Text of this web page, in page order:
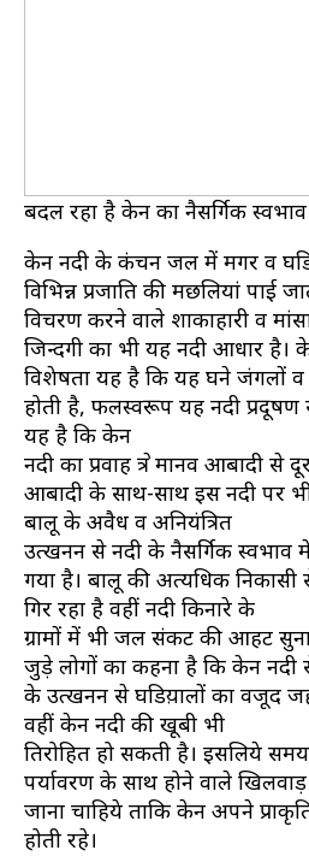
बदल रहा है केन का नैसर्गिक स्वभाव
केन नदी के कंचन जल में मगर व
विभिन्न प्रजाति की मछलियां पाई
विचरण करने वाले शाकाहारी व
जिन्दगी का भी यह नदी आधार है।
विशेषता यह है कि यह घने जंगलों व
होती है, फलस्वरूप यह नदी
यह है कि केन
नदी का प्रवाह क्षेत्र मानव आबादी
आबादी के साथ-साथ इस नदी पर
बालू के अवैध व अनियंत्रित
उत्खनन से नदी के नैसर्गिक
गया है। बालू की अत्यधिक
गिर रहा है वहीं नदी किनारे के
ग्रामों में भी जल संकट की आहट
जुड़े लोगों का कहना है कि केन नदी
के उत्खनन से घडिय़ालों का वजूद
वहीं केन नदी की खूबी भी
तिरोहित हो सकती है। इसलिये
पर्यावरण के साथ होने वाले खिलवाड़
जाना चाहिये ताकि केन अपने
होती रहे।